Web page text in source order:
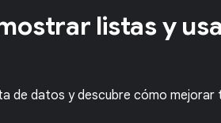
listas y
de datos y descubre cómo mejorar